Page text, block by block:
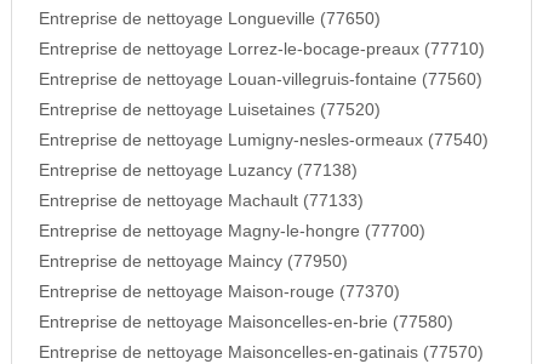
Entreprise de nettoyage Longueville (77650)
Entreprise de nettoyage Lorrez-le-bocage-preaux (77710)
Entreprise de nettoyage Louan-villegruis-fontaine (77560)
Entreprise de nettoyage Luisetaines (77520)
Entreprise de nettoyage Lumigny-nesles-ormeaux (77540)
Entreprise de nettoyage Luzancy (77138)
Entreprise de nettoyage Machault (77133)
Entreprise de nettoyage Magny-le-hongre (77700)
Entreprise de nettoyage Maincy (77950)
Entreprise de nettoyage Maison-rouge (77370)
Entreprise de nettoyage Maisoncelles-en-brie (77580)
Entreprise de nettoyage Maisoncelles-en-gatinais (77570)